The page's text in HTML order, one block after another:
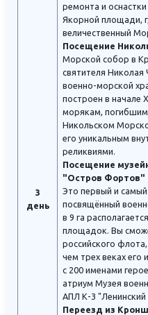
3
день
ремонта и
Якорной площади,
величественный
Посещение
Морской собор в
святителя Николая
военно-морской
построен в начале
морякам,
Никольском
его уникальным
реликвиями.
Посещение
"Остров Фортов"
Это первый и
посвящённый
в 9 га
площадок. Вы
российского
чем трех веках его
с 200 именами
атриум Музея
АПЛ К-3 "Ленинский
Переезд из